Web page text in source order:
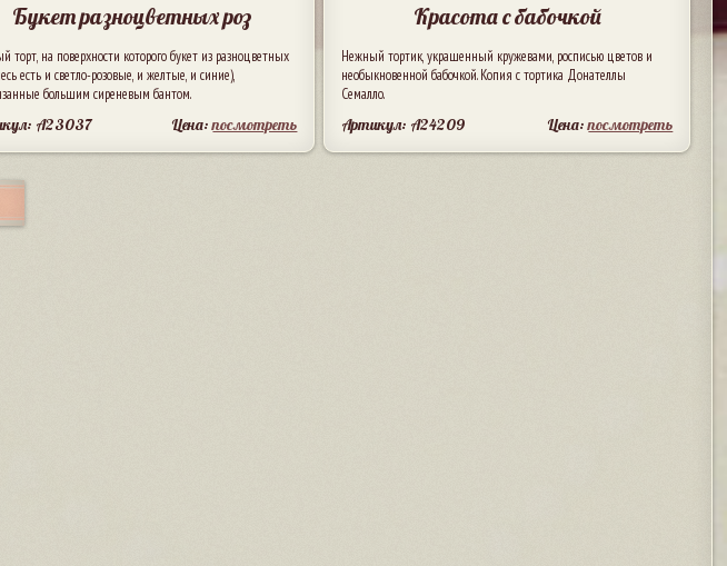
Букет разноцветных роз
торт, на поверхности которого букет из разноцветных
есть и светло-розовые, и желтые, и синие),
большим сиреневым бантом.
A23037 Цена:посмотреть
Красота с бабочкой
Нежный тортик, украшенный кружевами, росписью цветов и
необыкновенной бабочкой. Копия с тортика Донателлы
Семалло.
Артикул: A24209 Цена:посмотреть